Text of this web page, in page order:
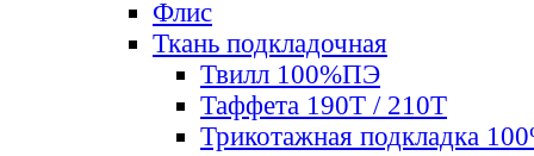
Флис
Ткань подкладочная
Твилл 100%ПЭ
Таффета 190Т / 210Т
Трикотажная подкладка